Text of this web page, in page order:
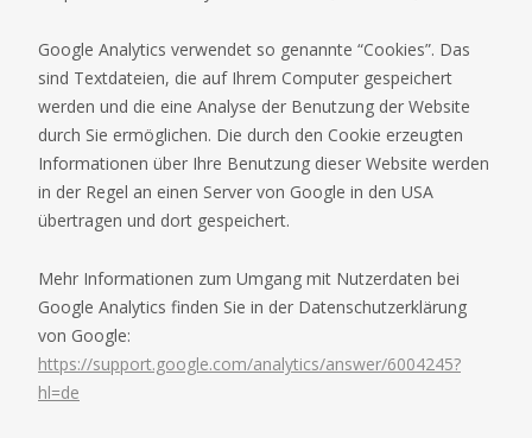
Google Analytics verwendet so genannte “Cookies”. Das
sind Textdateien, die auf Ihrem Computer gespeichert
werden und die eine Analyse der Benutzung der Website
durch Sie ermöglichen. Die durch den Cookie erzeugten
Informationen über Ihre Benutzung dieser Website werden
in der Regel an einen Server von Google in den USA
übertragen und dort gespeichert.
Mehr Informationen zum Umgang mit Nutzerdaten bei
Google Analytics finden Sie in der Datenschutzerklärung
von Google:
https://support.google.com/analytics/answer/6004245?
hl=de